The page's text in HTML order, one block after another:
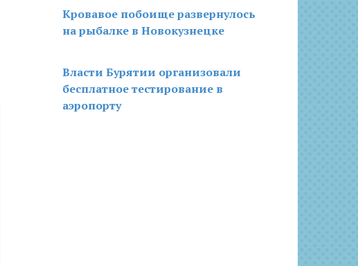
Кровавое побоище развернулось
на рыбалке в Новокузнецке
Власти Бурятии организовали
бесплатное тестирование в
аэропорту